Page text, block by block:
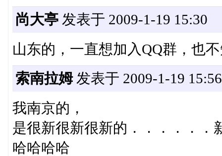
尚大亭发表于 2009-1-19 15:30
山东的，一直想加入QQ群，也
索南拉姆发表于 2009-1-19 15:56
我南京的，
是很新很新很新的．．．．．．
哈哈哈哈